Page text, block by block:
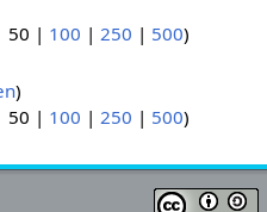
50 | 100 | 250 | 500)
)
50 | 100 | 250 | 500)